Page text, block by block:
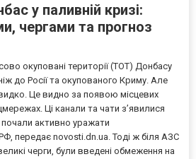
у паливній кризі:
чергами та прогноз
окуповані території (ТОТ) Донбасу
до Росії та окупованого Криму. Але
Це видно за появою місцевих
Ці канали та чати з’явилися
активно уражати
передає novosti.dn.ua. Тоді ж біля АЗС
черги, були введені обмеження на